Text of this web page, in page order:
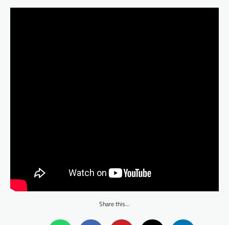
Share this...